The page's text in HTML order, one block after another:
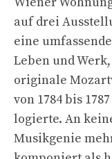
auf drei
eine
Leben und
originale
von 1784 bis 1787
logierte. An
Musikgenie